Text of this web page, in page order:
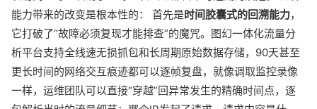
能力带来的改变是根本性的： 首先是时间胶囊式的回溯能力，
它打破了“故障必须复现才能排查”的魔咒。图幻一体化流量分
析平台支持全线速无损抓包和长周期原始数据存储，90天甚至
更长时间的网络交互痕迹都可以逐帧复盘，就像调取监控录像
一样，运维团队可以直接“穿越”回异常发生的精确时间点，逐